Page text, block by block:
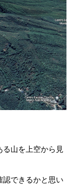
る山を上空から見
できるかと思い